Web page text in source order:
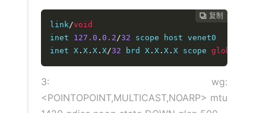
 复制
 复制
 复制
 复制
 复制
 复制
 复制
 复制
 复制
link/void
inet 127.0 . 0 .2/32 scope host venet0
inet X . X . X . X/32 brd X . X . X . X scope global
3: wg:
<POINTOPOINT,MULTICAST,NOARP> mtu